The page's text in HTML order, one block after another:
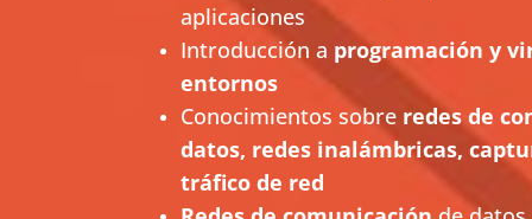
aplicaciones
Introducción a programación y
entornos
Conocimientos sobre redes de
datos, redes inalámbricas,
tráfico de red